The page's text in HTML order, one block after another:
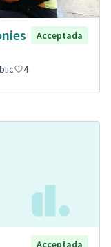
Acceptada
4